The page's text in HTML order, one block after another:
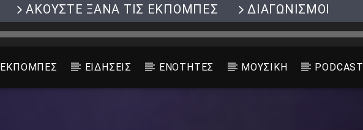
ΑΚΟΥΣΤΕ ΞΑΝΑ ΤΙΣ ΕΚΠΟΜΠΕΣ ΔΙΑΓΩΝΙΣΜΟΙ
ΕΚΠΟΜΠΕΣ ΕΙΔΗΣΕΙΣ ΕΝΟΤΗΤΕΣ ΜΟΥΣΙΚΗ